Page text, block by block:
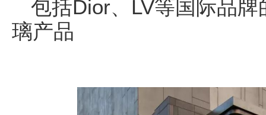
包括Dior、LV等国际品
璃产品